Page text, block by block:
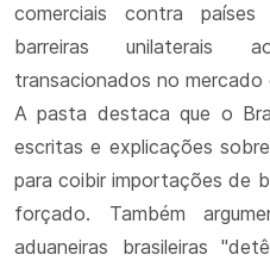
comerciais contra
barreiras unilaterais
transacionados no mercado
A pasta destaca que o
escritas e explicações
para coibir importações de
forçado. Também
aduaneiras brasileiras